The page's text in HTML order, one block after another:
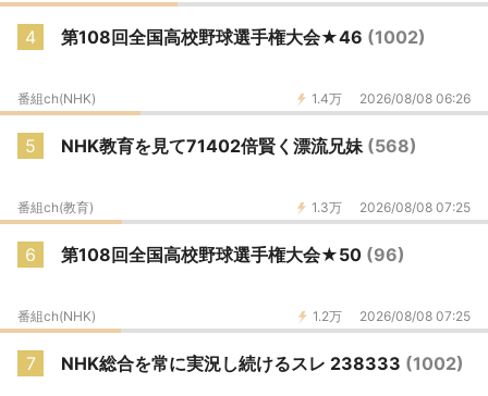
4 第108回全国高校野球選手権大会★46 (1002)
1.4万 2026/08/08 06:26
番組ch(NHK)
5 NHK教育を見て71402倍賢く漂流兄妹 (568)
1.3万 2026/08/08 07:25
番組ch(教育)
6 第108回全国高校野球選手権大会★50 (96)
1.2万 2026/08/08 07:25
番組ch(NHK)
7 NHK総合を常に実況し続けるスレ 238333 (1002)